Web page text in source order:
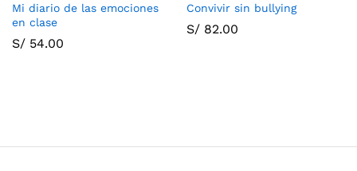
Mi diario de las emociones
en clase
S/ 54.00
Convivir sin bullying
S/ 82.00